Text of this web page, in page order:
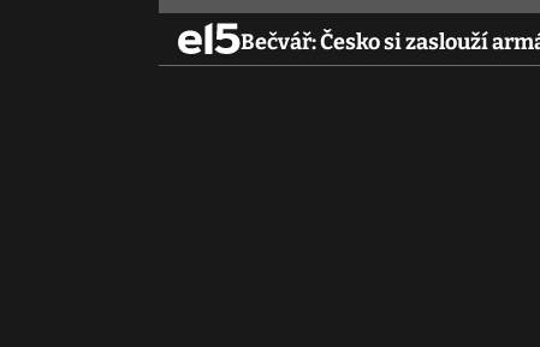
Bečvář: Česko si zaslouží